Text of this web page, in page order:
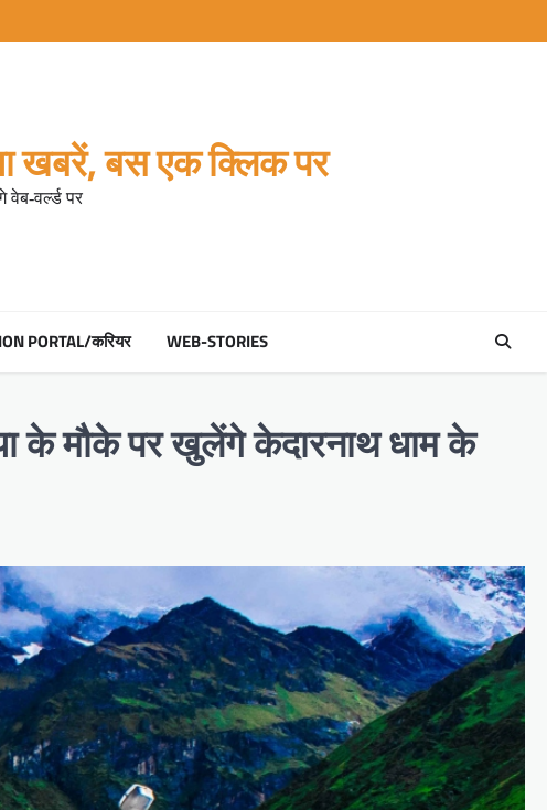
खबरें, बस एक क्लिक पर
वर्ल्ड पर
PORTAL/करियर WEB-STORIES
के मौके पर खुलेंगे केदारनाथ धाम के